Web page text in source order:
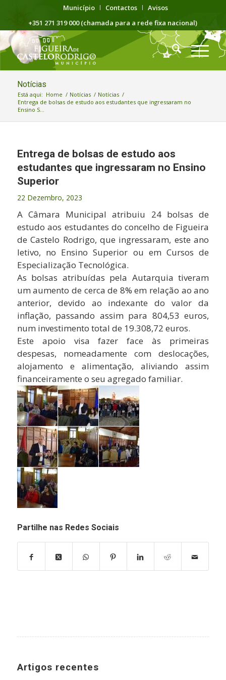
Município Contactos
Avisos
+351 271 319 000 (chamada para a rede fixa nacional)
Notícias
Está aqui: Home / Notícias / Notícias /
Entrega de bolsas de estudo aos estudantes que ingressaram no
Ensino S...
Entrega de bolsas de estudo aos
estudantes que ingressaram no Ensino
Superior
22 Dezembro, 2023
A Câmara Municipal atribuiu 24 bolsas de
estudo aos estudantes do concelho de Figueira
de Castelo Rodrigo, que ingressaram, este ano
letivo, no Ensino Superior ou em Cursos de
Especialização Tecnológica.
As bolsas atribuídas pela Autarquia tiveram
um aumento de cerca de 8% em relação ao ano
anterior, devido ao indexante do valor da
inflação, passando assim para 804,53 euros,
num investimento total de 19.308,72 euros.
Este apoio visa fazer face às primeiras
despesas, nomeadamente com deslocações,
alojamento e alimentação, aliviando assim
financeiramente o seu agregado familiar.
Partilhe nas Redes Sociais
Artigos recentes